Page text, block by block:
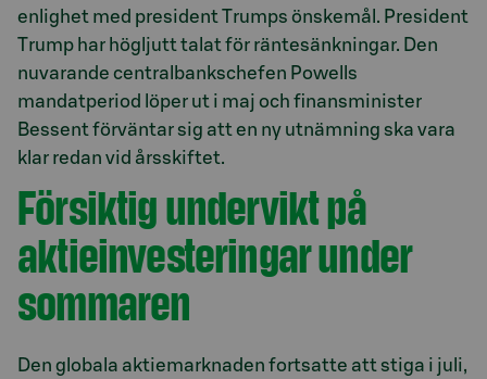
enlighet med president Trumps önskemål. President
Trump har högljutt talat för räntesänkningar. Den
nuvarande centralbankschefen Powells
mandatperiod löper ut i maj och finansminister
Bessent förväntar sig att en ny utnämning ska vara
klar redan vid årsskiftet.
Försiktig undervikt på
aktieinvesteringar under
sommaren
Den globala aktiemarknaden fortsatte att stiga i juli,